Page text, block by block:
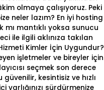
olmaya çalışıyoruz. Peki
neler lazım? En iyi hosting
mı mantıklı yoksa sunucu
ile ilgili aklınıza takılan
Kimler İçin Uygundur?
işletmeler ve bireyler için
seçmek son derece
güvenilir, kesintisiz ve hızlı
varlığınızı sürdürmenize